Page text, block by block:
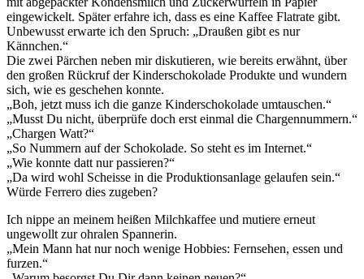
eingewickelt. Später erfahre ich, dass es eine Kaffee Flatrate gibt.
Unbewusst erwarte ich den Spruch: „Draußen gibt es nur
Kännchen.“
Die zwei Pärchen neben mir diskutieren, wie bereits erwähnt, über
den großen Rückruf der Kinderschokolade Produkte und wundern
sich, wie es geschehen konnte.
„Boh, jetzt muss ich die ganze Kinderschokolade umtauschen.“
„Musst Du nicht, überprüfe doch erst einmal die Chargennummern.“
„Chargen Watt?“
„So Nummern auf der Schokolade. So steht es im Internet.“
„Wie konnte datt nur passieren?“
„Da wird wohl Scheisse in die Produktionsanlage gelaufen sein.“
Würde Ferrero dies zugeben?
Ich nippe an meinem heißen Milchkaffee und mutiere erneut
ungewollt zur ohralen Spannerin.
„Mein Mann hat nur noch wenige Hobbies: Fernsehen, essen und
furzen.“